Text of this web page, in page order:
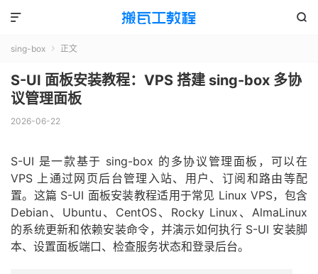


sing-box  正文
S-UI 面板安装教程：VPS 搭建 sing-box 多协
议管理面板
2026-06-22
S-UI 是一款基于 sing-box 的多协议管理面板，可以在
VPS 上通过网页后台管理入站、用户、订阅和路由等配
置。这篇 S-UI 面板安装教程适用于常见 Linux VPS，包含
Debian、Ubuntu、CentOS、Rocky Linux、AlmaLinux
的系统更新和依赖安装命令，并演示如何执行 S-UI 安装脚
本、设置面板端口、检查服务状态和登录后台。